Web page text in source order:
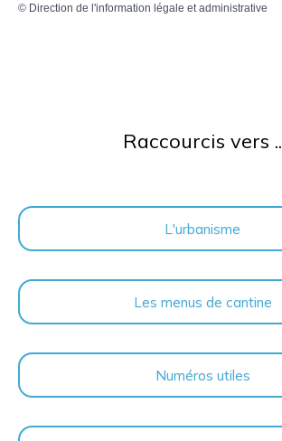
© Direction de l'information légale et administrative
Raccourcis vers ..
L'urbanisme
Les menus de cantine
Numéros utiles